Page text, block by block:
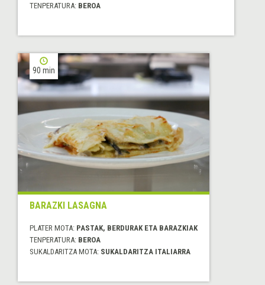
TENPERATURA: BEROA
90 min
BARAZKI LASAGNA
PLATER MOTA: PASTAK, BERDURAK ETA BARAZKIAK
TENPERATURA: BEROA
SUKALDARITZA MOTA: SUKALDARITZA ITALIARRA